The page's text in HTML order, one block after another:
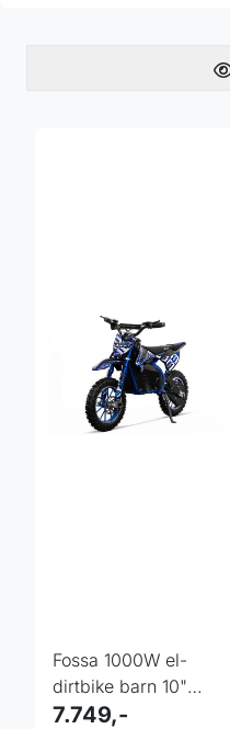
Fossa 1000W el-
dirtbike barn 10"
med LED
7.749,-